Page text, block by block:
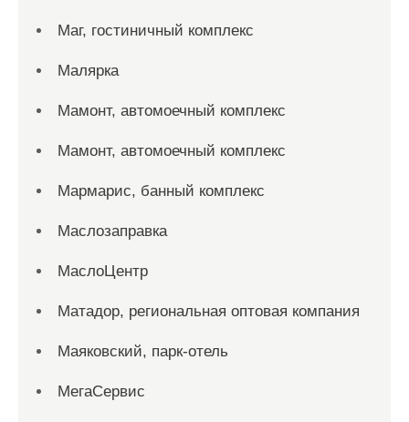
Маг, гостиничный комплекс
Малярка
Мамонт, автомоечный комплекс
Мамонт, автомоечный комплекс
Мармарис, банный комплекс
Маслозаправка
МаслоЦентр
Матадор, региональная оптовая компания
Маяковский, парк-отель
МегаСервис